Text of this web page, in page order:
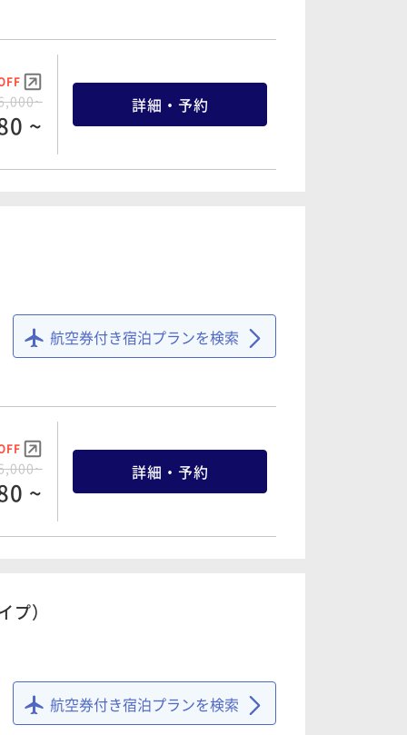
~
詳細・予約
航空券付き宿泊プランを検索
~
詳細・予約
）
航空券付き宿泊プランを検索